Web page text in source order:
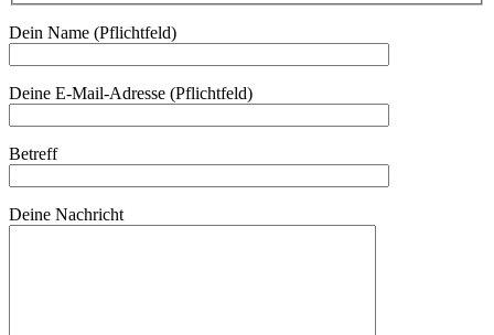
Dein Name (Pflichtfeld)
Deine E-Mail-Adresse (Pflichtfeld)
Betreff
Deine Nachricht